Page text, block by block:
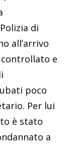
di
all’arrivo
e
poco
Per lui
è stato
a